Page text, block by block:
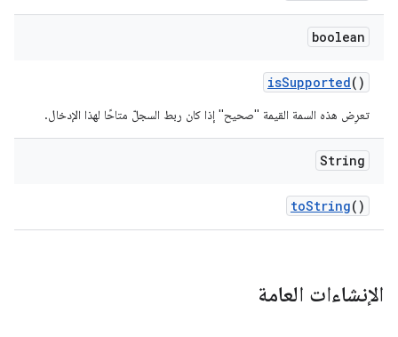
boolean
isSupported()
تعرِض هذه السمة القيمة "صحيح" إذا كان ربط السجلّ متاحًا لهذا الإدخال.
String
toString()
الإنشاءات العامة